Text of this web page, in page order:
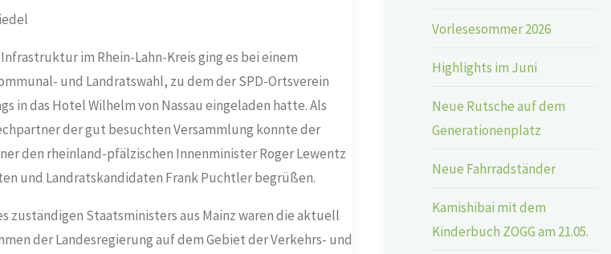
im Rhein-Lahn-Kreis ging es bei einem
und Landratswahl, zu dem der SPD-Ortsverein
in das Hotel Wilhelm von Nassau eingeladen hatte. Als
der gut besuchten Versammlung konnte der
den rheinland-pfälzischen Innenminister Roger Lewentz
und Landratskandidaten Frank Puchtler begrüßen.
zuständigen Staatsministers aus Mainz waren die aktuell
der Landesregierung auf dem Gebiet der Verkehrs- und
Vorlesesommer 2026
Highlights im Juni
Neue Rutsche auf dem
Generationenplatz
Neue Fahrradständer
Kamishibai mit dem
Kinderbuch ZOGG am 21.05.